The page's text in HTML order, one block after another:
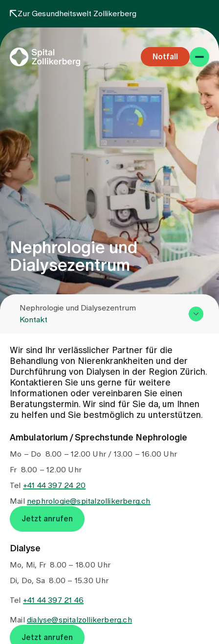
Zur Gesundheitswelt Zollikerberg
Notfall
Fachbereiche
Aufenthalt
Team
Zuweisende
Events
Über uns
Aktuelles
Jobs & Karriere
Kontakt
Medien
Publikationen
Nephrologie und
Dialysezentrum
Nephrologie und Dialysezentrum
Kontakt
Übersicht & Leistungen
Team
Zuweisende
Kontakt
Wir sind Ihr verlässlicher Partner für die
Behandlung von Nierenkrankheiten und der
Durchführung von Dialysen in der Region Zürich.
Kontaktieren Sie uns gerne für weitere
Informationen oder vereinbaren Sie einen
Beratungstermin. Wir sind für Sie da, um Ihnen
zu helfen und Sie bestmöglich zu unterstützen.
Ambulatorium / Sprechstunde Nephrologie
Mo – Do 8.00 – 12.00 Uhr / 13.00 – 16.00 Uhr
Fr 8.00 – 12.00 Uhr
Tel +41 44 397 24 20
Mail nephrologie@spitalzollikerberg.ch
Jetzt anrufen
Dialyse
Mo, Mi, Fr 8.00 – 18.00 Uhr
Di, Do, Sa 8.00 – 15.30 Uhr
Tel +41 44 397 21 46
Mail dialyse@spitalzollikerberg.ch
Jetzt anrufen